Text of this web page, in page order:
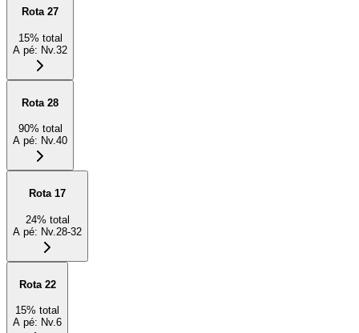
Rota 27
15% total
A pé: Nv.32
Rota 28
90% total
A pé: Nv.40
Rota 17
24% total
A pé: Nv.28-32
Rota 22
15% total
A pé: Nv.6